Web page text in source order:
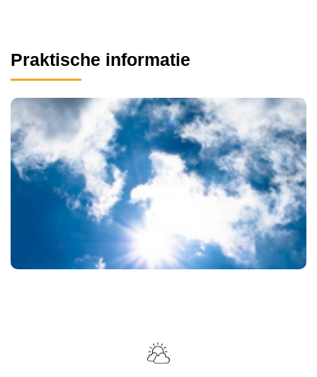
Praktische informatie